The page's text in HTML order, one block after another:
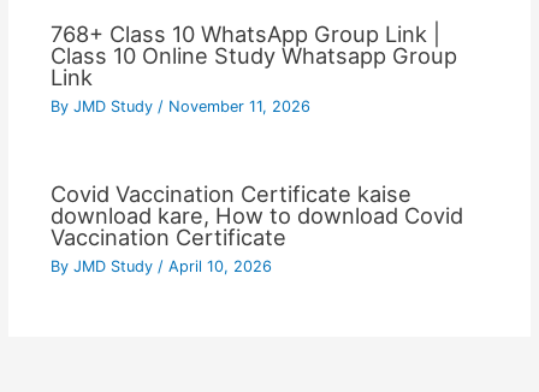
768+ Class 10 WhatsApp Group Link |
Class 10 Online Study Whatsapp Group
Link
By JMD Study / November 11, 2026
Covid Vaccination Certificate kaise
download kare, How to download Covid
Vaccination Certificate
By JMD Study / April 10, 2026